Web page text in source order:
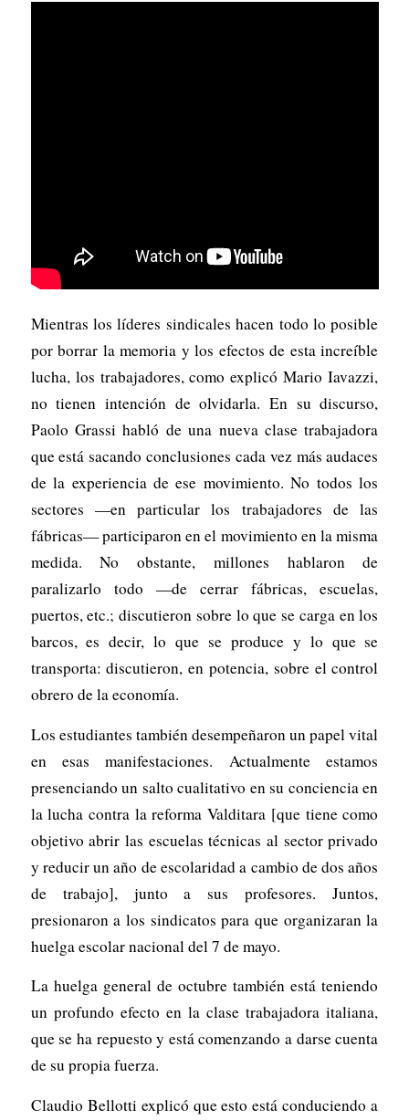
Mientras los líderes sindicales hacen todo lo posible
por borrar la memoria y los efectos de esta increíble
lucha, los trabajadores, como explicó Mario Iavazzi,
no tienen intención de olvidarla. En su discurso,
Paolo Grassi habló de una nueva clase trabajadora
que está sacando conclusiones cada vez más audaces
de la experiencia de ese movimiento. No todos los
sectores —en particular los trabajadores de las
fábricas— participaron en el movimiento en la misma
medida. No obstante, millones hablaron de
paralizarlo todo —de cerrar fábricas, escuelas,
puertos, etc.; discutieron sobre lo que se carga en los
barcos, es decir, lo que se produce y lo que se
transporta: discutieron, en potencia, sobre el control
obrero de la economía.
Los estudiantes también desempeñaron un papel vital
en esas manifestaciones. Actualmente estamos
presenciando un salto cualitativo en su conciencia en
la lucha contra la reforma Valditara [que tiene como
objetivo abrir las escuelas técnicas al sector privado
y reducir un año de escolaridad a cambio de dos años
de trabajo], junto a sus profesores. Juntos,
presionaron a los sindicatos para que organizaran la
huelga escolar nacional del 7 de mayo.
La huelga general de octubre también está teniendo
un profundo efecto en la clase trabajadora italiana,
que se ha repuesto y está comenzando a darse cuenta
de su propia fuerza.
Claudio Bellotti explicó que esto está conduciendo a